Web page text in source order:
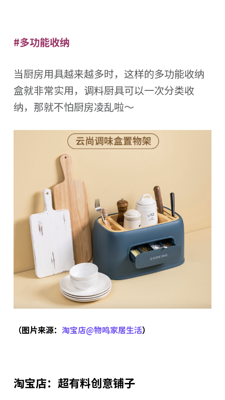
#多功能收纳
当厨房用具越来越多时，这样的多功能收纳
盒就非常实用，调料厨具可以一次分类收
纳，那就不怕厨房凌乱啦～
（图片来源： 淘宝店@物鸣家居生活）
淘宝店：超有料创意铺子